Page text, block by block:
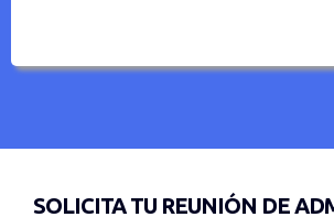
SOLICITA TU REUNIÓN DE